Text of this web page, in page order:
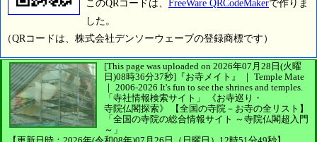
このQRコードは、 FreeWare QRCodeMakerで作りま
した。
（QRコードは、株式会社デンソーウェーブの登録商標です）
[This page was uploaded on 2026年07月28日(火曜
日)08時36分37秒] 『お寺メイト』 ｜ Temple Mate
｜ 2006-2026 It's fun to see the shrines and temples.
「寺社情報検索サイト」
《お寺巡り・
寺院仏閣探索》
【全国の寺院－お寺の全リスト】
「全国の寺院の総合情報サイト ～寺院仏閣超入門
～」